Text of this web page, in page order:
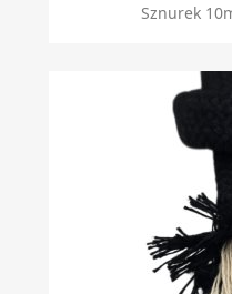
Sznurek